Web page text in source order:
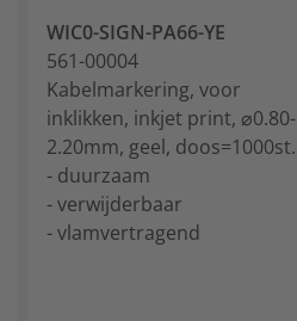
WIC0-SIGN-PA66-YE
561-00004
Kabelmarkering, voor
inklikken, inkjet print, ⌀0.80-
2.20mm, geel, doos=1000st.
- duurzaam
- verwijderbaar
- vlamvertragend